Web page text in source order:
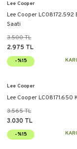
Lee Cooper
Lee Cooper LC08172.592
Saati
3.500 TL
2.975 TL
-%15
Lee Cooper
Lee Cooper LC08171.650
3.565 TL
3.030 TL
-%15